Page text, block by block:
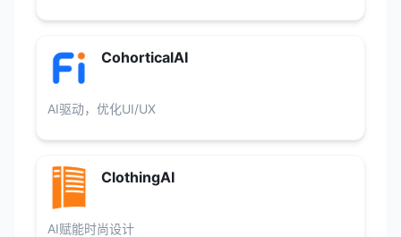
CohorticalAI
AI驱动，优化UI/UX
ClothingAI
AI赋能时尚设计